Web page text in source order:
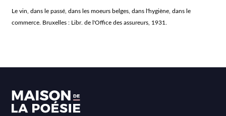
Le vin, dans le passé, dans les moeurs belges, dans l'hygiène, dans le
commerce. Bruxelles : Libr. de l'Office des assureurs, 1931.